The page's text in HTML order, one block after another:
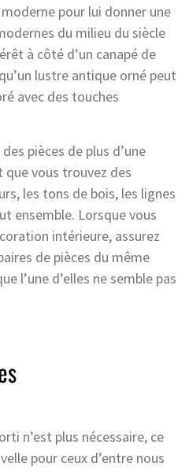
pour lui donner une
du milieu du siècle
à côté d’un canapé de
lustre antique orné peut
avec des touches
pièces de plus d’une
que vous trouvez des
les tons de bois, les lignes
ensemble. Lorsque vous
intérieure, assurez
de pièces du même
l’une d’elles ne semble pas
n’est plus nécessaire, ce
pour ceux d’entre nous